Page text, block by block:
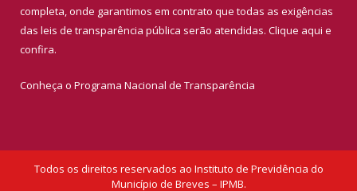
completa, onde garantimos em contrato que todas as exigências
das leis de transparência pública serão atendidas. Clique aqui e
confira.
Conheça o Programa Nacional de Transparência
Todos os direitos reservados ao Instituto de Previdência do
Município de Breves – IPMB.